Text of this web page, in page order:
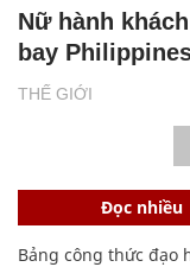
THẾ GIỚI
Nữ hành
bay
Đọc nhiều
Bảng công thức đạo